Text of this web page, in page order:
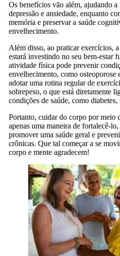
Os benefícios vão além, ajudando
depressão e ansiedade, enquanto
memória e preservar a saúde
envelhecimento.
Além disso, ao praticar exercícios,
estará investindo no seu bem-estar
atividade física pode prevenir
envelhecimento, como osteoporose
adotar uma rotina regular de
sobrepeso, o que está diretamente
condições de saúde, como
Portanto, cuidar do corpo por meio
apenas uma maneira de fortalecê-
promover uma saúde geral e
crônicas. Que tal começar a se
corpo e mente agradecem!